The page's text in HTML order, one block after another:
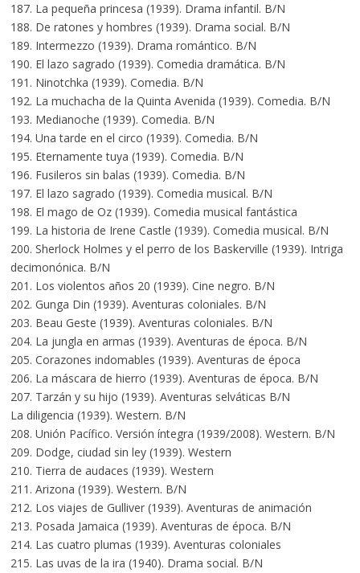
187. La pequeña princesa (1939). Drama infantil. B/N
188. De ratones y hombres (1939). Drama social. B/N
189. Intermezzo (1939). Drama romántico. B/N
190. El lazo sagrado (1939). Comedia dramática. B/N
191. Ninotchka (1939). Comedia. B/N
192. La muchacha de la Quinta Avenida (1939). Comedia. B/N
193. Medianoche (1939). Comedia. B/N
194. Una tarde en el circo (1939). Comedia. B/N
195. Eternamente tuya (1939). Comedia. B/N
196. Fusileros sin balas (1939). Comedia. B/N
197. El lazo sagrado (1939). Comedia musical. B/N
198. El mago de Oz (1939). Comedia musical fantástica
199. La historia de Irene Castle (1939). Comedia musical. B/N
200. Sherlock Holmes y el perro de los Baskerville (1939). Intriga
decimonónica. B/N
201. Los violentos años 20 (1939). Cine negro. B/N
202. Gunga Din (1939). Aventuras coloniales. B/N
203. Beau Geste (1939). Aventuras coloniales. B/N
204. La jungla en armas (1939). Aventuras de época. B/N
205. Corazones indomables (1939). Aventuras de época
206. La máscara de hierro (1939). Aventuras de época. B/N
207. Tarzán y su hijo (1939). Aventuras selváticas B/N
La diligencia (1939). Western. B/N
208. Unión Pacífico. Versión íntegra (1939/2008). Western. B/N
209. Dodge, ciudad sin ley (1939). Western
210. Tierra de audaces (1939). Western
211. Arizona (1939). Western. B/N
212. Los viajes de Gulliver (1939). Aventuras de animación
213. Posada Jamaica (1939). Aventuras de época. B/N
214. Las cuatro plumas (1939). Aventuras coloniales
215. Las uvas de la ira (1940). Drama social. B/N